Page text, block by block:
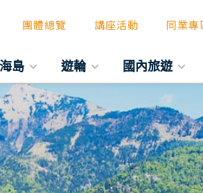
團體總覽 講座活動 同業專
海島 遊輪 國內旅遊